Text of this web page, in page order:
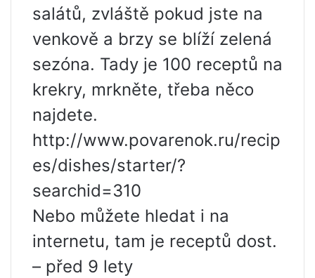
salátů, zvláště pokud jste na
venkově a brzy se blíží zelená
sezóna. Tady je 100 receptů na
krekry, mrkněte, třeba něco
najdete.
http://www.povarenok.ru/recip
es/dishes/starter/?
searchid=310
Nebo můžete hledat i na
internetu, tam je receptů dost.
– před 9 lety